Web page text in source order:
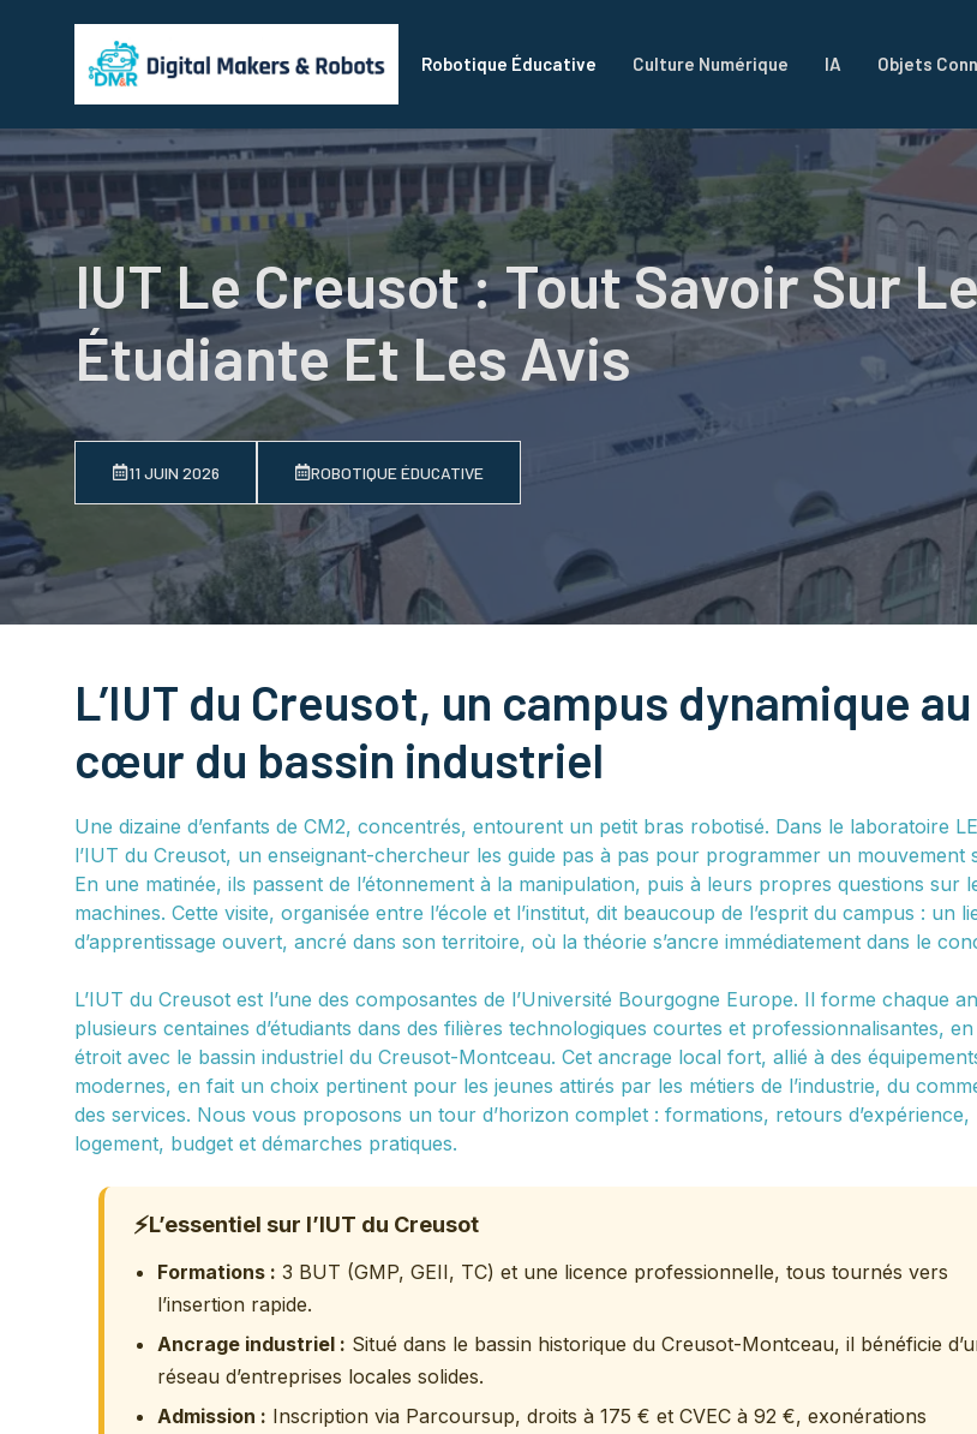
Robotique Éducative Culture Numérique IA Objets
IUT Le Creusot : Tout Savoir Sur
Étudiante Et Les Avis
11 JUIN 2026 ROBOTIQUE ÉDUCATIVE
L’IUT du Creusot, un campus dynamique au
cœur du bassin industriel
Une dizaine d’enfants de CM2, concentrés, entourent un petit bras robotisé. Dans le laboratoire
l’IUT du Creusot, un enseignant-chercheur les guide pas à pas pour programmer un mouvement
En une matinée, ils passent de l’étonnement à la manipulation, puis à leurs propres questions sur
machines. Cette visite, organisée entre l’école et l’institut, dit beaucoup de l’esprit du campus : un
d’apprentissage ouvert, ancré dans son territoire, où la théorie s’ancre immédiatement dans le
L’IUT du Creusot est l’une des composantes de l’Université Bourgogne Europe. Il forme chaque
plusieurs centaines d’étudiants dans des filières technologiques courtes et professionnalisantes, en
étroit avec le bassin industriel du Creusot-Montceau. Cet ancrage local fort, allié à des
modernes, en fait un choix pertinent pour les jeunes attirés par les métiers de l’industrie, du
des services. Nous vous proposons un tour d’horizon complet : formations, retours d’expérience,
logement, budget et démarches pratiques.
⚡L’essentiel sur l’IUT du Creusot
Formations : 3 BUT (GMP, GEII, TC) et une licence professionnelle, tous tournés vers
l’insertion rapide.
Ancrage industriel : Situé dans le bassin historique du Creusot-Montceau, il bénéficie
réseau d’entreprises locales solides.
Admission : Inscription via Parcoursup, droits à 175 € et CVEC à 92 €, exonérations